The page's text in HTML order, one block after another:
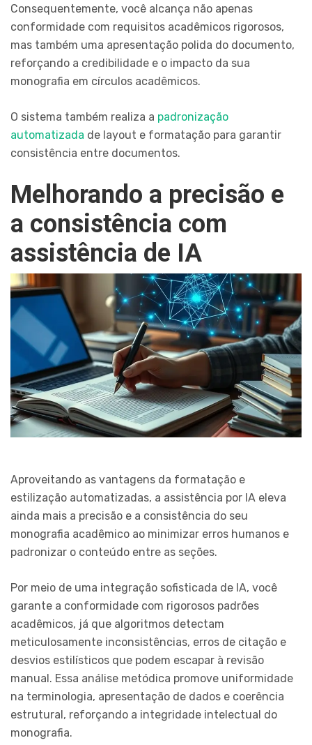
Consequentemente, você alcança não apenas
conformidade com requisitos acadêmicos rigorosos,
mas também uma apresentação polida do documento,
reforçando a credibilidade e o impacto da sua
monografia em círculos acadêmicos.
O sistema também realiza a padronização
automatizada de layout e formatação para garantir
consistência entre documentos.
Melhorando a precisão e
a consistência com
assistência de IA
Aproveitando as vantagens da formatação e
estilização automatizadas, a assistência por IA eleva
ainda mais a precisão e a consistência do seu
monografia acadêmico ao minimizar erros humanos e
padronizar o conteúdo entre as seções.
Por meio de uma integração sofisticada de IA, você
garante a conformidade com rigorosos padrões
acadêmicos, já que algoritmos detectam
meticulosamente inconsistências, erros de citação e
desvios estilísticos que podem escapar à revisão
manual. Essa análise metódica promove uniformidade
na terminologia, apresentação de dados e coerência
estrutural, reforçando a integridade intelectual do
monografia.